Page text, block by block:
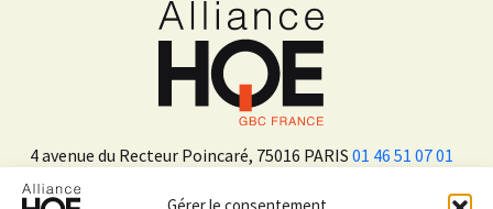
4 avenue du Recteur Poincaré, 75016 PARIS 01 46 51 07 01